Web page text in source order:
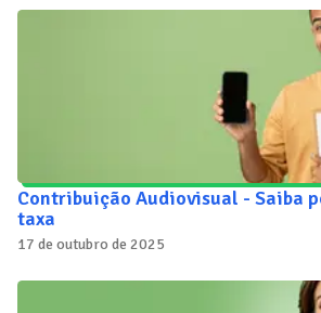
Contribuição Audiovisual - Saiba
taxa
17 de outubro de 2025